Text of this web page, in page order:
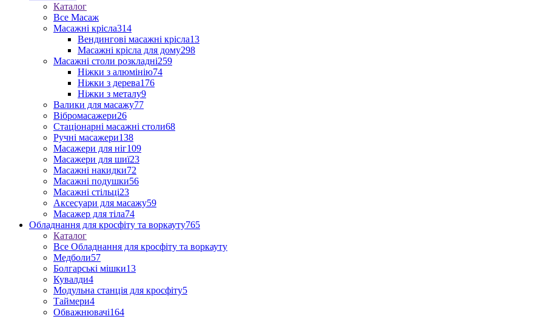
Каталог
Все Масаж
Масажні крісла314
Вендингові масажні крісла13
Масажні крісла для дому298
Масажні столи розкладні259
Ніжки з алюмінію74
Ніжки з дерева176
Ніжки з металу9
Валики для масажу77
Вібромасажери26
Стаціонарні масажні столи68
Ручні масажери138
Масажери для ніг109
Масажери для шиї23
Масажні накидки72
Масажні подушки56
Масажні стільці23
Аксесуари для масажу59
Масажер для тіла74
Обладнання для кросфіту та воркауту765
Каталог
Все Обладнання для кросфіту та воркауту
Медболи57
Болгарські мішки13
Кувалди4
Модульна станція для кросфіту5
Таймери4
Обважнювачі164